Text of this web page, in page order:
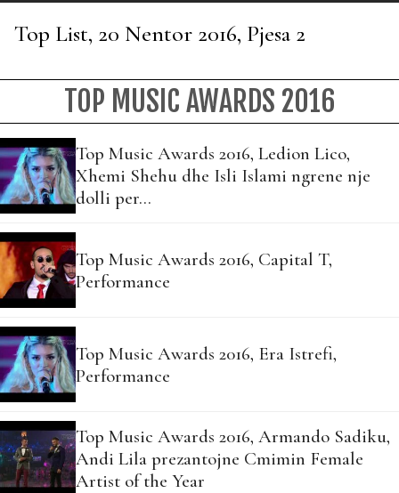
Top List, 20 Nentor 2016, Pjesa 2
TOP MUSIC AWARDS 2016
Top Music Awards 2016, Ledion Lico,
Xhemi Shehu dhe Isli Islami ngrene nje
dolli per…
Top Music Awards 2016, Capital T,
Performance
Top Music Awards 2016, Era Istrefi,
Performance
Top Music Awards 2016, Armando Sadiku,
Andi Lila prezantojne Cmimin Female
Artist of the Year